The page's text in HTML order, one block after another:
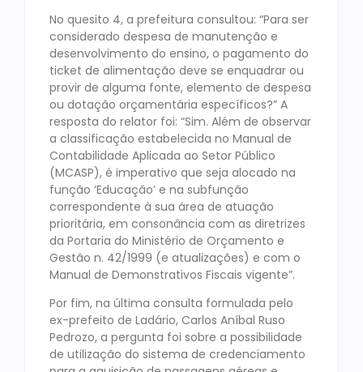
No quesito 4, a prefeitura consultou: “Para ser
considerado despesa de manutenção e
desenvolvimento do ensino, o pagamento do
ticket de alimentação deve se enquadrar ou
provir de alguma fonte, elemento de despesa
ou dotação orçamentária específicos?” A
resposta do relator foi: “Sim. Além de observar
a classificação estabelecida no Manual de
Contabilidade Aplicada ao Setor Público
(MCASP), é imperativo que seja alocado na
função ‘Educação’ e na subfunção
correspondente à sua área de atuação
prioritária, em consonância com as diretrizes
da Portaria do Ministério de Orçamento e
Gestão n. 42/1999 (e atualizações) e com o
Manual de Demonstrativos Fiscais vigente”.
Por fim, na última consulta formulada pelo
ex-prefeito de Ladário, Carlos Aníbal Ruso
Pedrozo, a pergunta foi sobre a possibilidade
de utilização do sistema de credenciamento